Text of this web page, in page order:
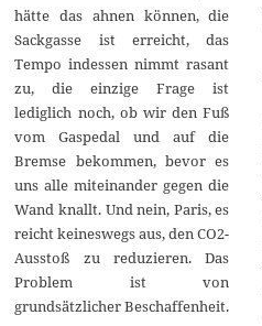
hätte das ahnen können, die
Sackgasse ist erreicht, das
Tempo indessen nimmt rasant
zu, die einzige Frage ist
lediglich noch, ob wir den Fuß
vom Gaspedal und auf die
Bremse bekommen, bevor es
uns alle miteinander gegen die
Wand knallt. Und nein, Paris, es
reicht keineswegs aus, den CO2-
Ausstoß zu reduzieren. Das
Problem ist von
grundsätzlicher Beschaffenheit.